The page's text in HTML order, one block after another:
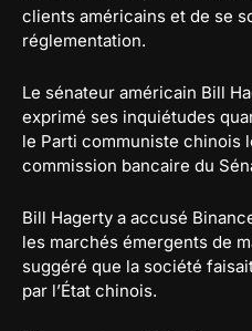
clients américains et de se
réglementation.
Le sénateur américain Bill
exprimé ses inquiétudes
le Parti communiste chinois
commission bancaire du
Bill Hagerty a accusé
les marchés émergents de
suggéré que la société
par l’État chinois.